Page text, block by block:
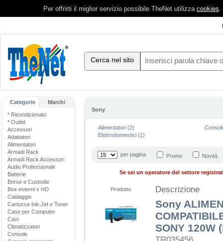
Per offrirti il miglior servizio possibile TheNet utilizza cookies.
Cerca nel sito
Categorie Marchi
* Ricondizionato
* Outlet
Accessori
Adattatori
Alimentatori
Armadi Rack
Armadi Rack Accessori
Audio Professionale
Batterie
Borse e Custodie
Box esterni x HD
Cablaggio
Cartucce Ink-Jet e Toner
Case per Computer
Cavi
Climatizzatori
Console
Sony
Alimentatori (2)
Elettrodomestici (1)
per pagina Promo Novità
Se sei un operatore del settore
Prodotto Descrizione
Sony
SONY 120W